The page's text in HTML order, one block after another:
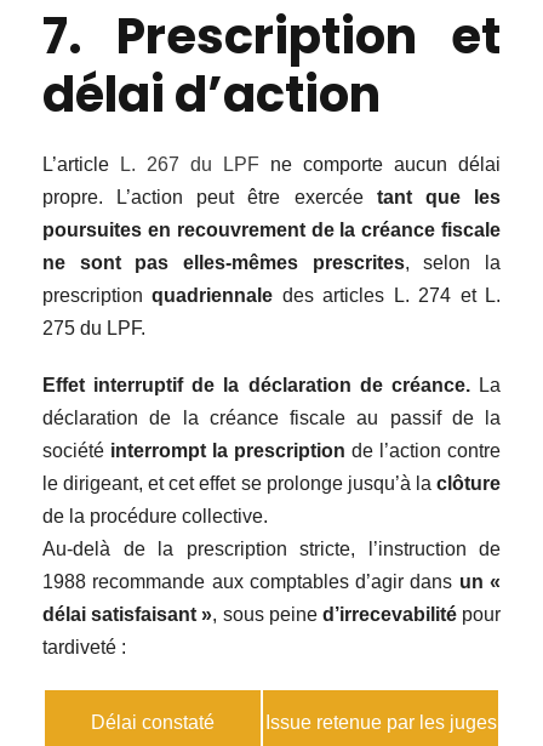
7. Prescription et
délai d’action
L’article L. 267 du LPF ne comporte aucun délai
propre. L’action peut être exercée tant que les
poursuites en recouvrement de la créance fiscale
ne sont pas elles-mêmes prescrites, selon la
prescriptionquadriennale des articles L. 274 et L.
275 du LPF.
Effet interruptif de la déclaration de créance.La
déclaration de la créance fiscale au passif de la
société interrompt la prescription de l’action contre
le dirigeant, et cet effet se prolonge jusqu’à la clôture
de la procédure collective.
Au-delà de la prescription stricte, l’instruction de
1988 recommande aux comptables d’agir dans un «
délai satisfaisant », sous peine d’irrecevabilitépour
tardiveté :
Délai constaté Issue retenue par les juges